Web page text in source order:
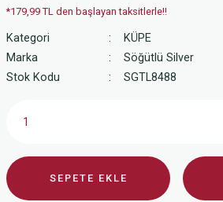
*179,99 TL den başlayan taksitlerle!!
Kategori
KÜPE
Marka
Söğütlü Silver
Stok Kodu
SGTL8488
SEPETE EKLE